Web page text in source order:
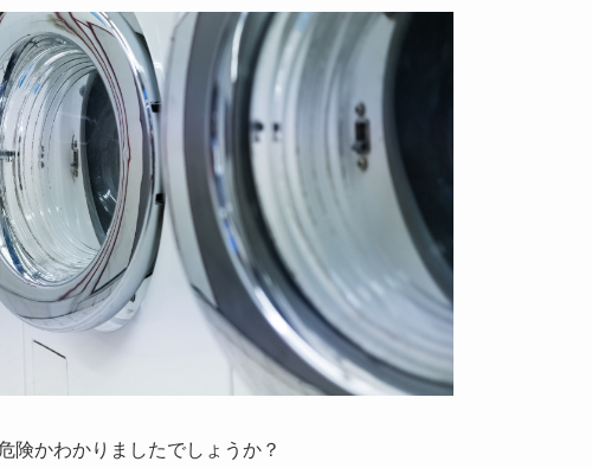
険かわかりましたでしょうか？